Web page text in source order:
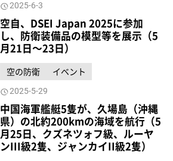
2025-6-3
空自、DSEI Japan 2025に参加
し、防衛装備品の模型等を展示（5
月21日～23日）
空の防衛 イベント
2025-5-29
中国海軍艦艇5隻が、久場島（沖縄
県）の北約200kmの海域を航行（5
月25日、クズネツォフ級、ルーヤ
ンIII級2隻、ジャンカイII級2隻）